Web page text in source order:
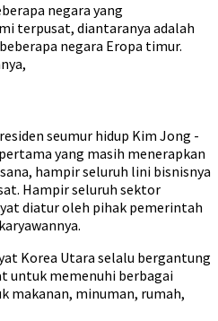
negara yang
terpusat, diantaranya adalah
negara Eropa timur.
seumur hidup Kim Jong -
yang masih menerapkan
hampir seluruh lini bisnisnya
Hampir seluruh sektor
diatur oleh pihak pemerintah
Korea Utara selalu bergantung
untuk memenuhi berbagai
makanan, minuman, rumah,